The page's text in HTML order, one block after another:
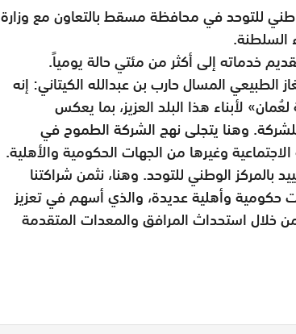
للتوحد في محافظة مسقط بالتعاون مع وزارة
السلطنة.
خدماته إلى أكثر من مئتي حالة يومياً.
الطبيعي المسال حارب بن عبدالله الكيتاني: إنه
لأبناء هذا البلد العزيز، بما يعكس
وهنا يتجلى نهج الشركة الطموح في
وغيرها من الجهات الحكومية والأهلية.
بالمركز الوطني للتوحد. وهنا، نثمن شراكتنا
حكومية وأهلية عديدة، والذي أسهم في تعزيز
من خلال استحداث المرافق والمعدات المتقدمة